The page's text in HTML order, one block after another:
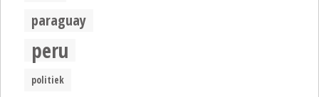
paraguay
peru
politiek